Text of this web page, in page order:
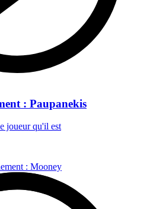
: Paupanekis
joueur qu'il est